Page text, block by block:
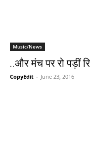
Music/News
..और मंच पर रो पड़ीं
CopyEdit - June 23, 2016